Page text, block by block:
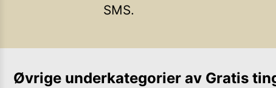
SMS.
Øvrige underkategorier av Gratis